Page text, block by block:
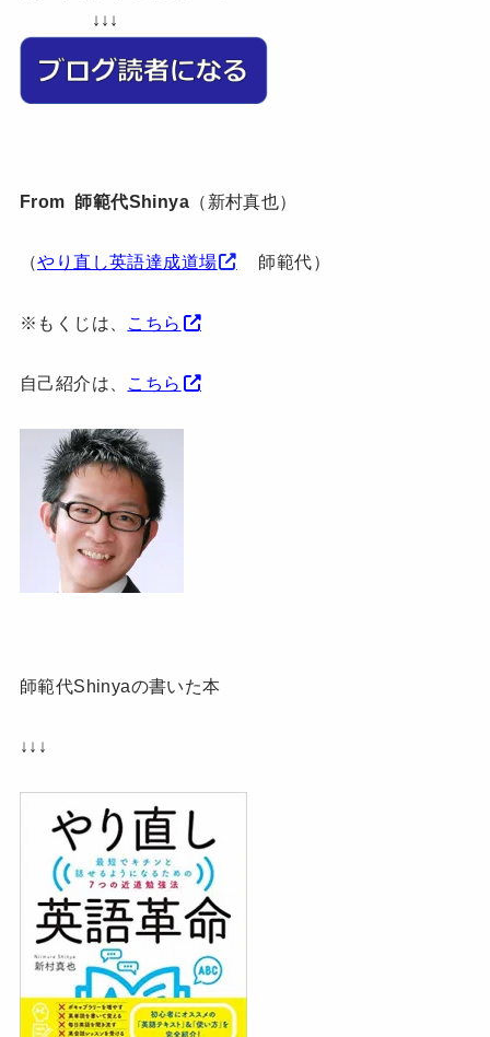
↓↓↓
From 師範代Shinya （新村真也）
（やり直し英語達成道場 師範代）
※もくじは、 こちら
自己紹介は、 こちら
師範代Shinyaの書いた本
↓↓↓